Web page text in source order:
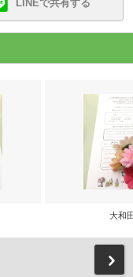
LINEで共有する
大和